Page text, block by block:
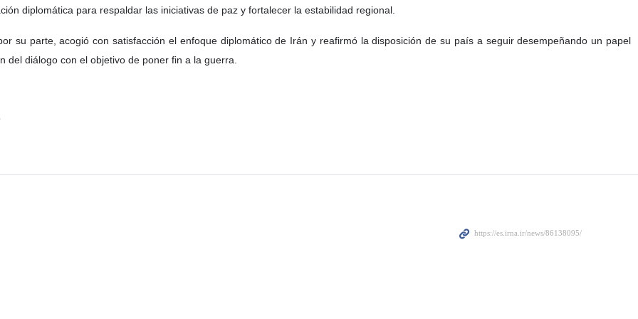
diplomática para respaldar las iniciativas de paz y fortalecer la estabilidad regional.
su parte, acogió con satisfacción el enfoque diplomático de Irán y reafirmó la disposición de su país a seguir desempeñando un papel
del diálogo con el objetivo de poner fin a la guerra.